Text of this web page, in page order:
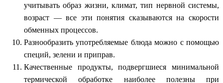
учитывать образ жизни, климат, тип нервной системы,
возраст — все эти понятия сказываются на скорости
обменных процессов.
Разнообразить употребляемые блюда можно с помощью
специй, зелени и приправ.
Качественные продукты, подвергшиеся минимальной
термической обработке наиболее полезны при